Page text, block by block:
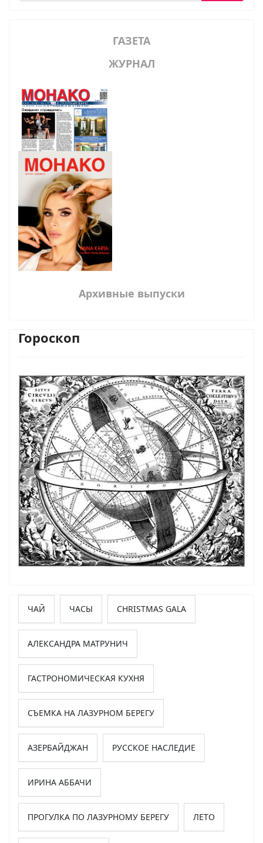
ГАЗЕТА
ЖУРНАЛ
Архивные выпуски
Гороскоп
ЧАЙ ЧАСЫ CHRISTMAS GALA
АЛЕКСАНДРА МАТРУНИЧ
ГАСТРОНОМИЧЕСКАЯ КУХНЯ
СЪЕМКА НА ЛАЗУРНОМ БЕРЕГУ
АЗЕРБАЙДЖАН РУССКОЕ НАСЛЕДИЕ
ИРИНА АББАЧИ
ПРОГУЛКА ПО ЛАЗУРНОМУ БЕРЕГУ ЛЕТО